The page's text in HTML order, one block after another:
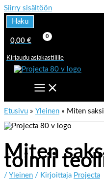
Siirry sisältöön
Haku
0,00 €
Kirjaudu asiakastilille
Etusivu Yleinen Miten
Miten
toimii
/ Yleinen / Kirjoittaja Projecta